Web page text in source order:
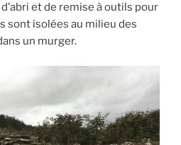
et de remise à outils pour
sont isolées au milieu des
un murger.